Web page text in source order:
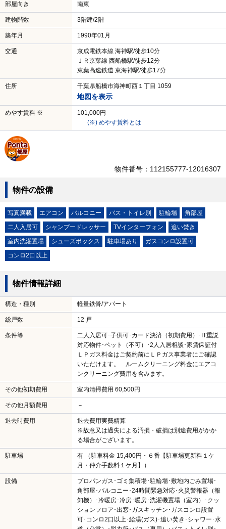
部屋向き 南東
建物階数 3階建/2階
築年月 1990年01月
交通
京成電鉄本線 海神駅/徒歩10分
ＪＲ京葉線 西船橋駅/徒歩12分
東葉高速鉄道 東海神駅/徒歩17分
住所 千葉県船橋市海神町西１丁目 1059
地図を表示
めやす賃料 ※
101,000円
(※) めやす賃料とは
物件番号：112155777-12016307
物件の設備
写真満載 エアコン バルコニー バス・トイレ別 駐輪場
角部屋
二人入居可
シャンプードレッサー TVインターフォン
追い焚き
室内洗濯置場
シューズボックス 駐車場あり
ガスコンロ設置可
コンロ2口以上
物件情報詳細
構造・種別 軽量鉄骨/アパート
総戸数 12 戸
条件等
二人入居可･子供可･カード決済（初期費用）･IT重説
対応物件･ペット（不可）･2人入居相談･家賃保証付
ＬＰガス料金はご契約前にＬＰガス事業者にご確認
いただけます。 ルームクリーニング料金にエアコ
ンクリーニング費用を含みます。
その他初期費用 室内清掃費用 60,500円
その他月額費用 －
退去時費用
退去費用実費精算
※故意又は過失による汚損・破損は別途費用がかか
る場合がございます。
駐車場
有 （駐車料金 15,400円・６番【駐車場更新料１ケ
月・仲介手数料１ケ月】）
設備
プロパンガス･ゴミ集積場･駐輪場･敷地内ごみ置場･
角部屋･バルコニー･24時間緊急対応･火災警報器（報
知機）･冷暖房･冷房･暖房･洗濯機置場（室内）･クッ
ションフロア･出窓･ガスキッチン･ガスコンロ設置
可･コンロ2口以上･給湯(ガス)･追い焚き･シャワー･水